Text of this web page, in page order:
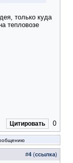
только куда
тепловозе
Цитировать 0
#4 (ссылка)